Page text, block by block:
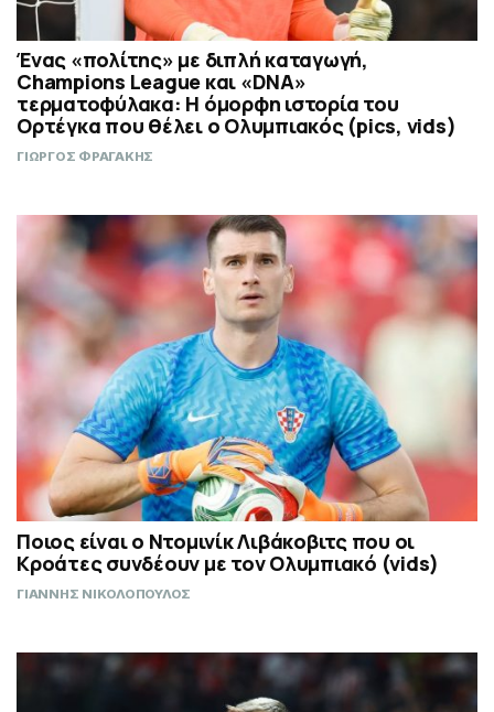
Ένας «πολίτης» με διπλή καταγωγή,
Champions League και «DNA»
τερματοφύλακα: Η όμορφη ιστορία του
Ορτέγκα που θέλει ο Ολυμπιακός (pics, vids)
ΓΙΩΡΓΟΣ ΦΡΑΓΑΚΗΣ
Ποιος είναι ο Ντομινίκ Λιβάκοβιτς που οι
Κροάτες συνδέουν με τον Ολυμπιακό (vids)
ΓΙΑΝΝΗΣ ΝΙΚΟΛΟΠΟΥΛΟΣ